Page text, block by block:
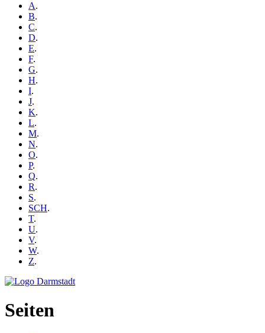
A.
B.
C.
D.
E.
F.
G.
H.
I.
J.
K.
L.
M.
N.
O.
P.
Q.
R.
S.
SCH.
T.
U.
V.
W.
Z.
Seiten